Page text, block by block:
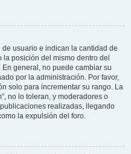
usuario e indican la cantidad de
posición del mismo dentro del
general, no puede cambiar su
por la administración. Por favor,
solo para incrementar su rango. La
no lo toleran, y moderadores o
realizadas, llegando
la expulsión del foro.